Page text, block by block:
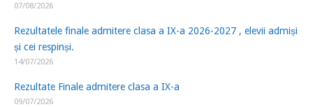
07/08/2026
Rezultatele finale admitere clasa a IX-a 2026-2027 , elevii admiși
și cei respinși.
14/07/2026
Rezultate Finale admitere clasa a IX-a
09/07/2026